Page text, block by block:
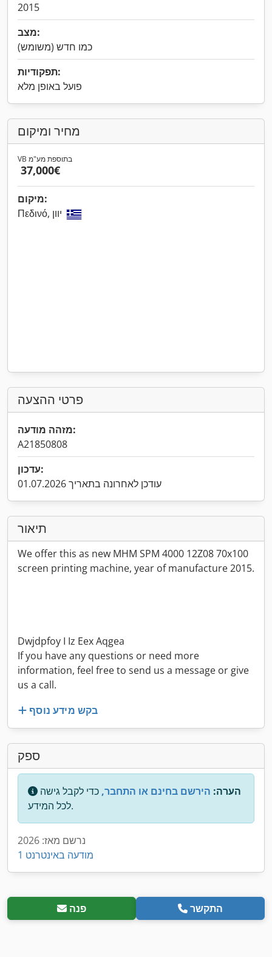
2015
מצב:
כמו חדש (משומש)
תפקודיות:
פועל באופן מלא
מחיר ומיקום
VB בתוספת מע"מ
‏37,000 ‏€
מיקום:
פרטי ההצעה
מזהה מודעה:
A21850808
עדכון:
עודכן לאחרונה בתאריך 01.07.2026
תיאור
We offer this as new MHM SPM 4000 12Z08 70x100
screen printing machine, year of manufacture 2015.
Dwjdpfoy I Iz Eex Aqgea
If you have any questions or need more
information, feel free to send us a message or give
us a call.
בקש מידע נוסף
ספק
הערה: הירשם בחינם או התחבר, כדי לקבל גישה
לכל המידע.
נרשם מאז: 2026
1 מודעה באינטרנט
פנה התקשר